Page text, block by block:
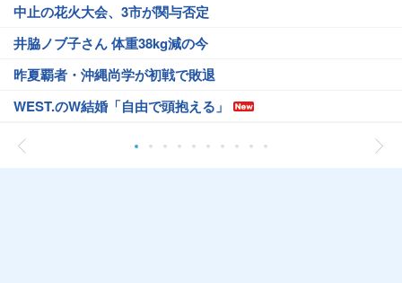
中止の花火大会、3市が関与否定
井脇ノブ子さん 体重38kg減の今
昨夏覇者・沖縄尚学が初戦で敗退
WEST.のW結婚「自由で頭抱える」